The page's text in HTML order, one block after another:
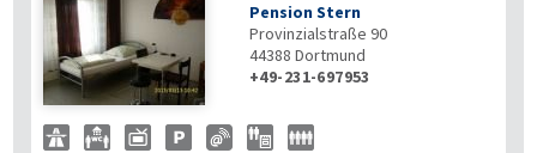
Pension Stern
Provinzialstraße 90
44388 Dortmund
+49-231-697953